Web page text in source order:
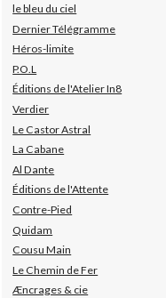
le bleu du ciel
Dernier Télégramme
Héros-limite
P.O.L
Éditions de l'Atelier In8
Verdier
Le Castor Astral
La Cabane
Al Dante
Éditions de l'Attente
Contre-Pied
Quidam
Cousu Main
Le Chemin de Fer
Æncrages & cie